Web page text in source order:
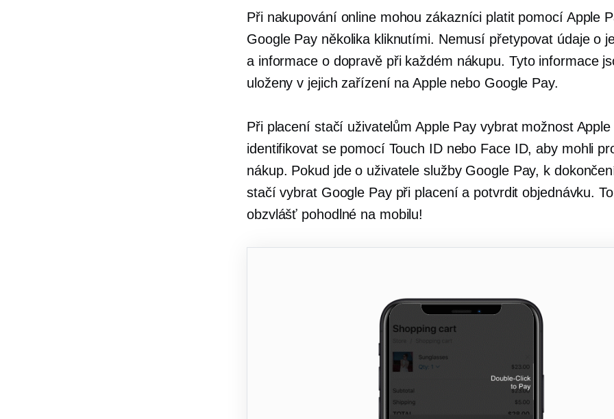
Při nakupování online mohou zákazníci platit pomocí Apple
Google Pay několika kliknutími. Nemusí přetypovat údaje o
a informace o dopravě při každém nákupu. Tyto informace
uloženy v jejich zařízení na Apple nebo Google Pay.
Při placení stačí uživatelům Apple Pay vybrat možnost
identifikovat se pomocí Touch ID nebo Face ID, aby mohli
nákup. Pokud jde o uživatele služby Google Pay, k
stačí vybrat Google Pay při placení a potvrdit objednávku.
obzvlášť pohodlné na mobilu!